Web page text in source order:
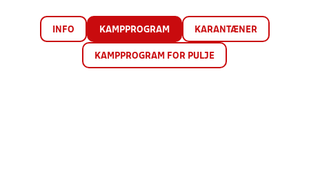
INFO KAMPPROGRAM KARANTÆNER
KAMPPROGRAM FOR PULJE